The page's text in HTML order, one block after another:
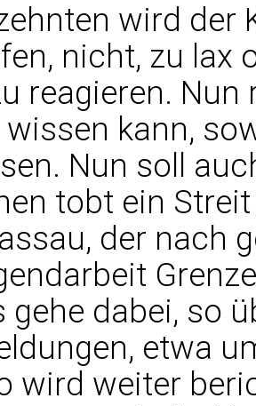
wird der
nicht, zu lax
reagieren.
kann,
Nun soll
tobt ein
der nach
gehe dabei, so
etwa
wird weiter